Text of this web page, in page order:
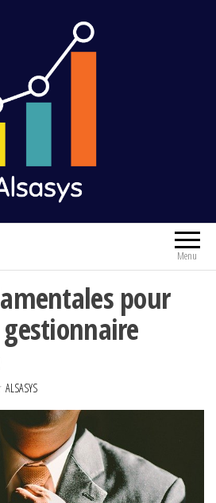
Finance & Marketing
Menu
pour
ALSASYS